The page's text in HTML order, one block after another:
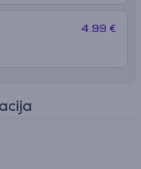
4.99 €